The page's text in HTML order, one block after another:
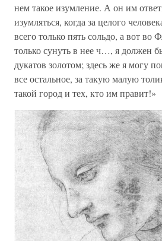
нем такое изумление. А он им
изумляться, когда за целого
всего только пять сольдо, а вот во
только сунуть в нее ч…, я должен
дукатов золотом; здесь же я могу
все остальное, за такую малую
такой город и тех, кто им правит!»